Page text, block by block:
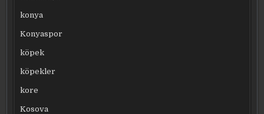
konya
Konyaspor
köpek
köpekler
kore
Kosova